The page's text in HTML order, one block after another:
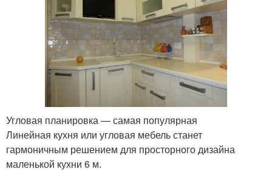
Угловая планировка — самая популярная
Линейная кухня или угловая мебель станет
гармоничным решением для просторного дизайна
маленькой кухни 6 м.